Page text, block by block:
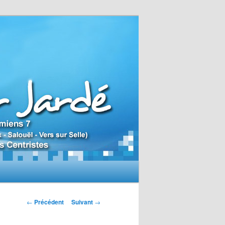
N
← Précédent Suivant →